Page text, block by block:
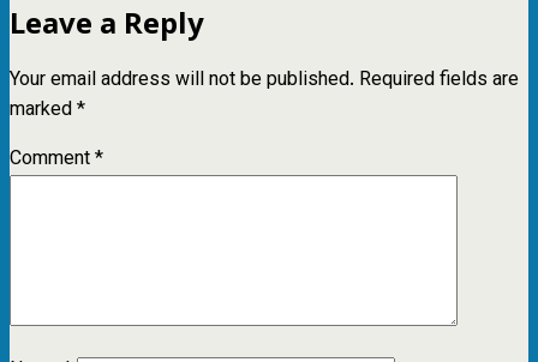
Leave a Reply
Your email address will not be published. Required fields are
marked*
Comment*